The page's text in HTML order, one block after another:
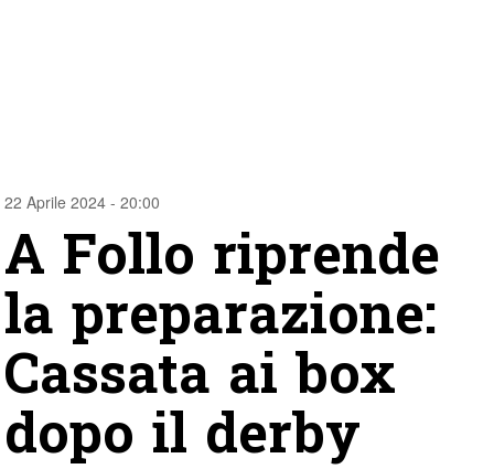
22 Aprile 2024 - 20:00
A Follo riprende
la preparazione:
Cassata ai box
dopo il derby